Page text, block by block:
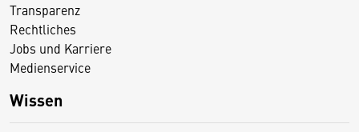
Transparenz
Rechtliches
Jobs und Karriere
Medienservice
Wissen